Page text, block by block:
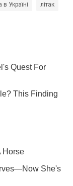
в Україні літак